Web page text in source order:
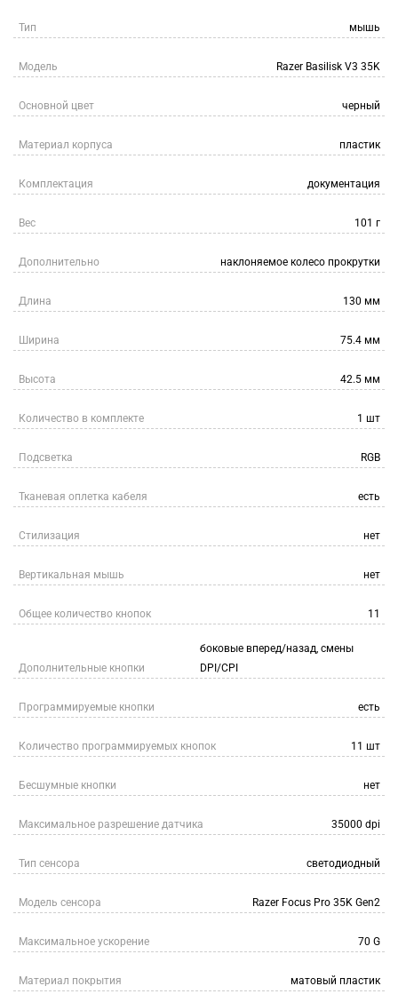
Тип мышь
Модель Razer Basilisk V3 35K
Основной цвет черный
Материал корпуса пластик
Комплектация документация
Вес 101 г
Дополнительно наклоняемое колесо прокрутки
Длина 130 мм
Ширина 75.4 мм
Высота 42.5 мм
Количество в комплекте 1 шт
Подсветка RGB
Тканевая оплетка кабеля есть
Стилизация нет
Вертикальная мышь нет
Общее количество кнопок 11
Дополнительные кнопки
боковые вперед/назад, смены
DPI/CPI
Программируемые кнопки есть
Количество программируемых кнопок 11 шт
Бесшумные кнопки нет
Максимальное разрешение датчика 35000 dpi
Тип сенсора светодиодный
Модель сенсора Razer Focus Pro 35K Gen2
Максимальное ускорение 70 G
Материал покрытия матовый пластик